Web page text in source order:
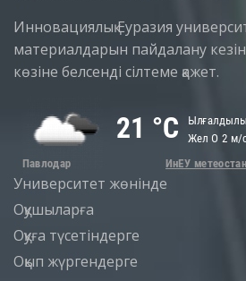
Инновациялық Еуразия
материалдарын пайдалану
көзіне белсенді сілтеме қажет.
Университет жөнінде
Оқушыларға
Оқуға түсетіндерге
Оқып жүргендерге